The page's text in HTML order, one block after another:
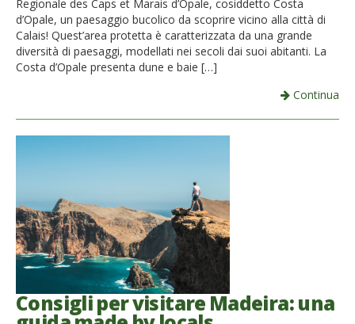
Regionale des Caps et Marais d’Opale, cosiddetto Costa
d’Opale, un paesaggio bucolico da scoprire vicino alla città di
Calais! Quest’area protetta è caratterizzata da una grande
diversità di paesaggi, modellati nei secoli dai suoi abitanti. La
Costa d’Opale presenta dune e baie […]
Continua
Consigli per visitare Madeira: una